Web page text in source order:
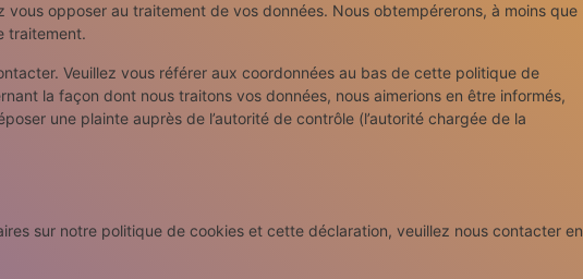
vous opposer au traitement de vos données. Nous obtempérerons, à moins que
traitement.
Veuillez vous référer aux coordonnées au bas de cette politique de
la façon dont nous traitons vos données, nous aimerions en être informés,
une plainte auprès de l’autorité de contrôle (l’autorité chargée de la
sur notre politique de cookies et cette déclaration, veuillez nous contacter en